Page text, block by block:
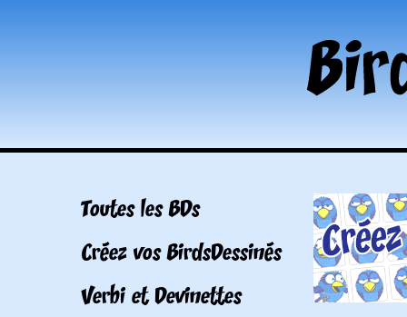
Toutes les BDs
Créez vos BirdsDessinés
Verbi et Devinettes